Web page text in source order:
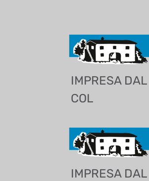
IMPRESA DAL
COL
IMPRESA DAL